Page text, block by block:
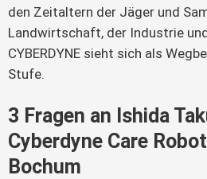
den Zeitaltern der Jäger und
Landwirtschaft, der Industrie
CYBERDYNE sieht sich als
Stufe.
3 Fragen an Ishida
Cyberdyne Care
Bochum